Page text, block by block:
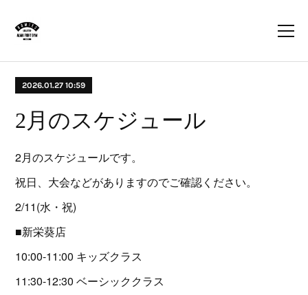
2026.01.27 10:59
2月のスケジュール
2月のスケジュールです。
祝日、大会などがありますのでご確認ください。
2/11(水・祝)
■新栄葵店
10:00-11:00 キッズクラス
11:30-12:30 ベーシッククラス